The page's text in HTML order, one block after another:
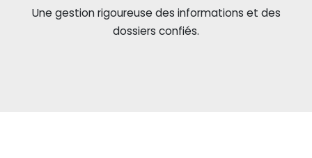
Une gestion rigoureuse des informations et des
dossiers confiés.